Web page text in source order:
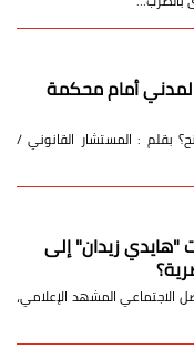
أمام محكمة
بقلم : المستشار القانوني /
"هايدي زيدان" إلى
المشهد الإعلامي،